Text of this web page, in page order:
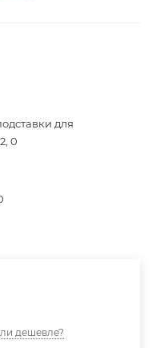
для
0
дешевле?